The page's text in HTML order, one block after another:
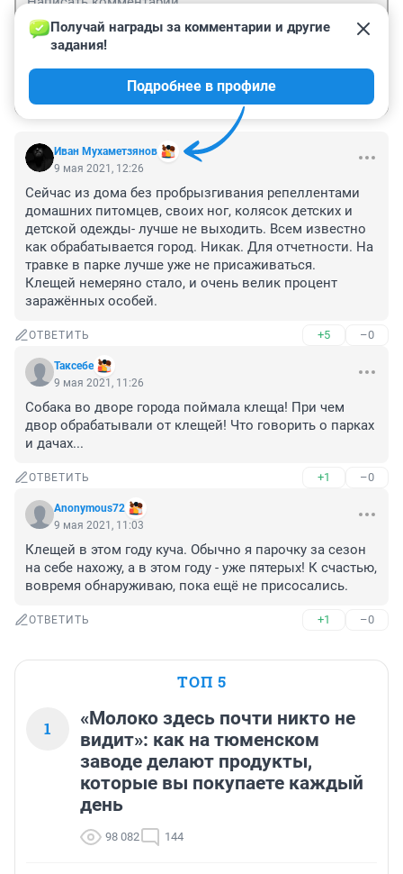
Иван Мухаметзянов
Получай награды за комментарии и другие
задания!
Подробнее в профиле
9 мая 2021, 12:26
Сейчас из дома без пробрызгивания репеллентами
домашних питомцев, своих ног, колясок детских и
детской одежды- лучше не выходить. Всем известно
как обрабатывается город. Никак. Для отчетности. На
травке в парке лучше уже не присаживаться.
Клещей немеряно стало, и очень велик процент
заражённых особей.
ОТВЕТИТЬ +5 –0
Таксебе
9 мая 2021, 11:26
Собака во дворе города поймала клеща! При чем
двор обрабатывали от клещей! Что говорить о парках
и дачах...
ОТВЕТИТЬ +1 –0
Anonymous72
9 мая 2021, 11:03
Клещей в этом году куча. Обычно я парочку за сезон
на себе нахожу, а в этом году - уже пятерых! К счастью,
вовремя обнаруживаю, пока ещё не присосались.
ОТВЕТИТЬ +1 –0
ТОП 5
1
«Молоко здесь почти никто не
видит»: как на тюменском
заводе делают продукты,
которые вы покупаете каждый
день
98 082 144